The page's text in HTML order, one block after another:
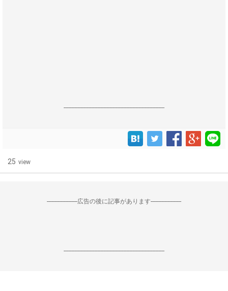
------------------------------------------------------------------
25 view
--------------------広告の後に記事があります--------------------
------------------------------------------------------------------